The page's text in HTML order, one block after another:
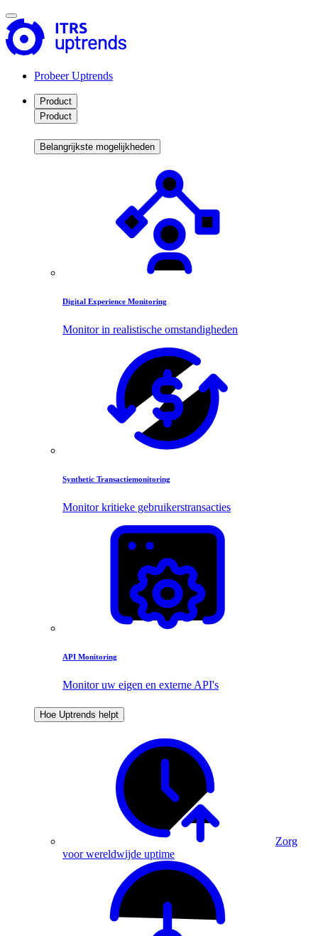
Probeer Uptrends
Product
Product
Belangrijkste mogelijkheden
Digital Experience Monitoring
Monitor in realistische omstandigheden
Synthetic Transactiemonitoring
Monitor kritieke gebruikerstransacties
API Monitoring
Monitor uw eigen en externe API's
Hoe Uptrends helpt
Zorg
voor wereldwijde uptime